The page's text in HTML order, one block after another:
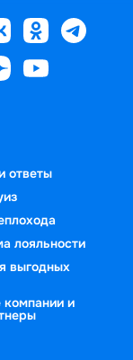
ответы
лояльности
выгодных
компании и